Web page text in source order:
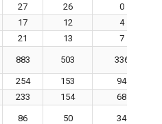
27 26
0
17 12
4
21 13 7
883 503 336
254 153
94
233 154
68
86 50 34